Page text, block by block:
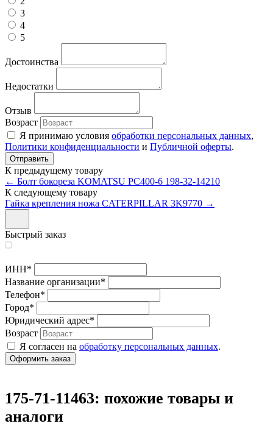
3
4
5
Достоинства
Недостатки
Отзыв
Возраст
Я принимаю условия обработки персональных данных,
Политики конфиденциальности и Публичной оферты.
К предыдущему товару
← Болт бокореза KOMATSU PC400-6 198-32-14210
К следующему товару
Гайка крепления ножа CATERPILLAR 3K9770 →
Быстрый заказ
ИНН*
Название организации*
Телефон*
Город*
Юридический адрес*
Возраст
Я согласен на обработку персональных данных.
175-71-11463: похожие товары и
аналоги